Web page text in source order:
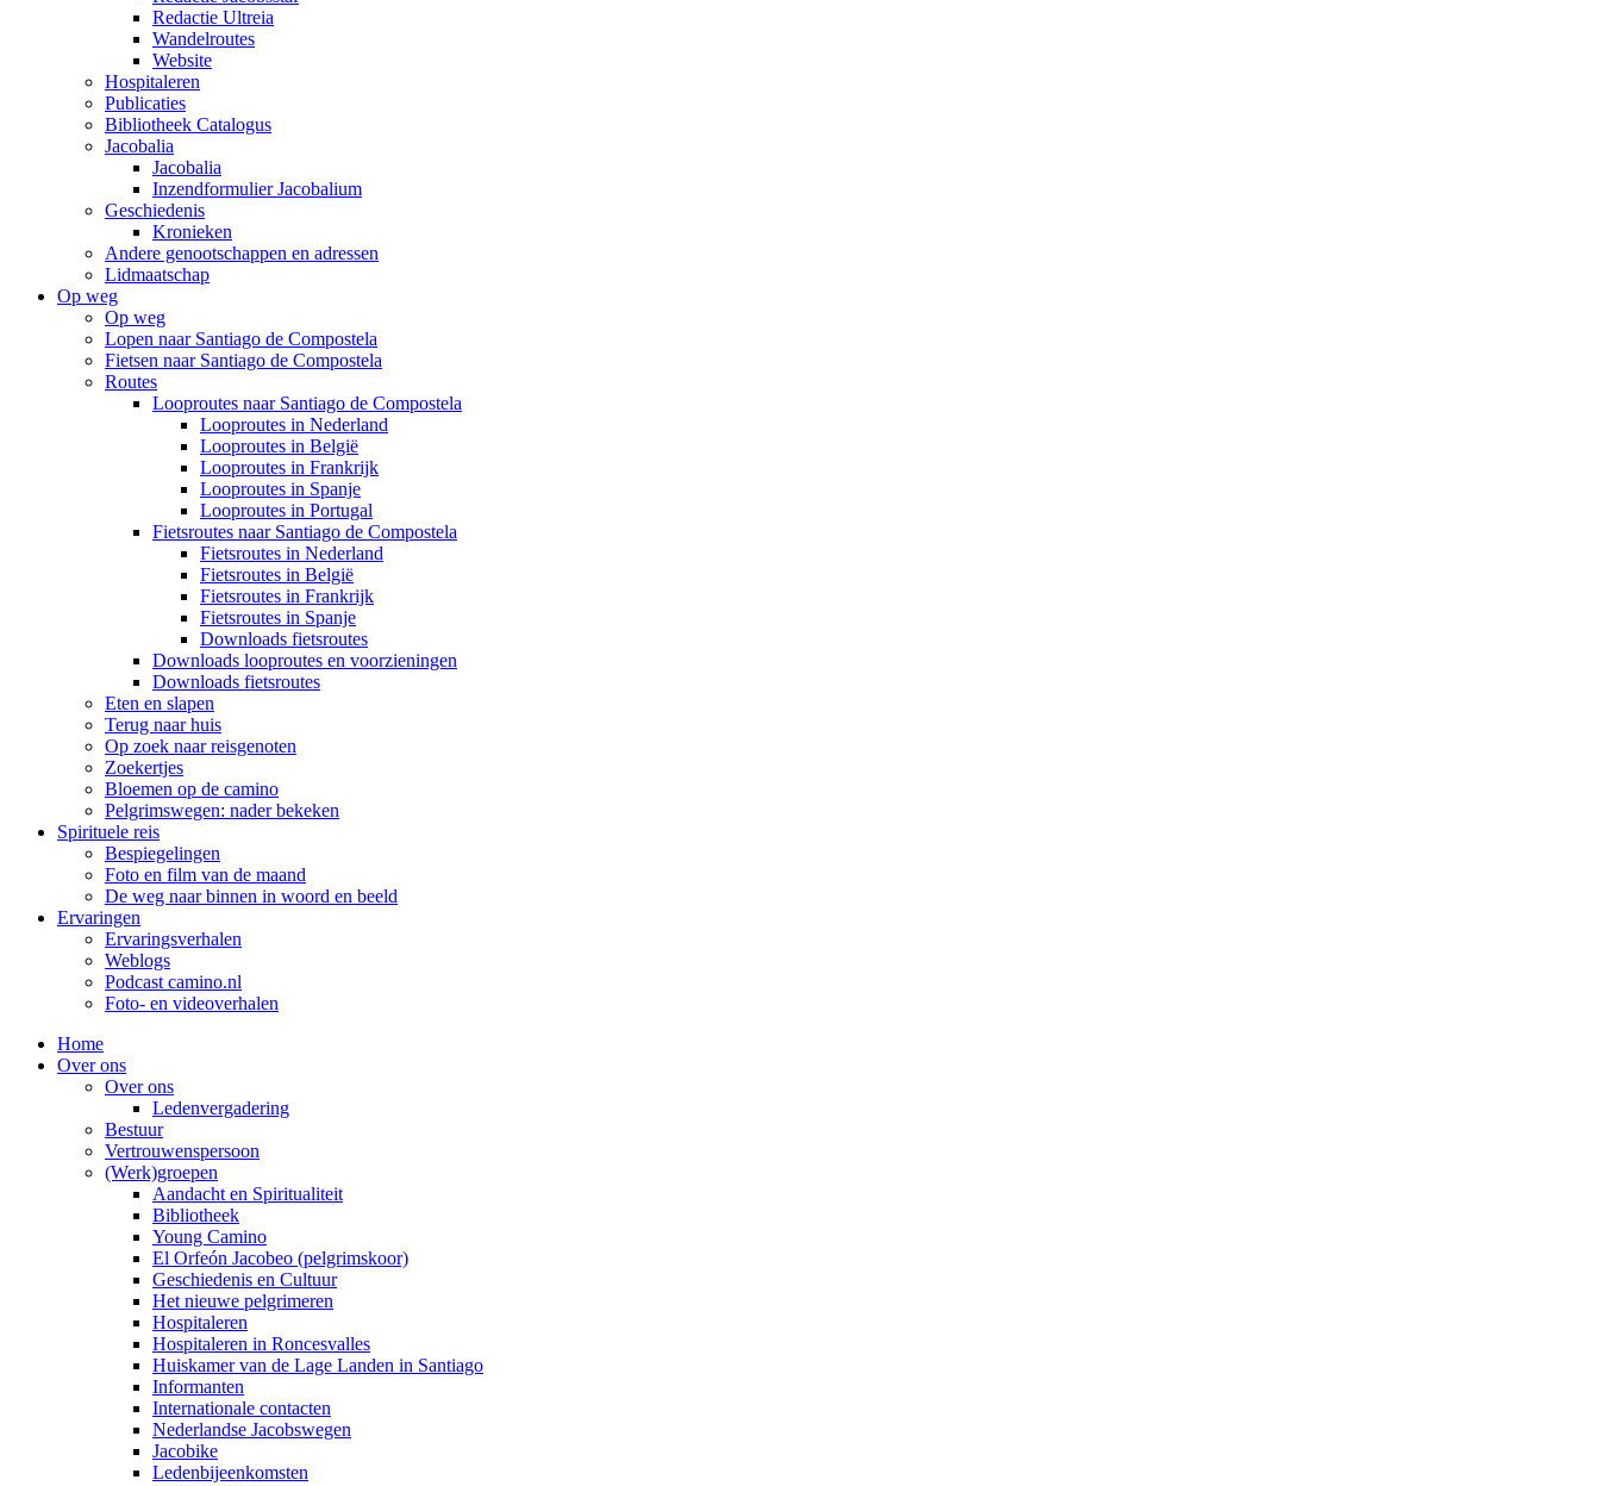
Redactie Ultreia
Wandelroutes
Website
Hospitaleren
Publicaties
Bibliotheek Catalogus
Jacobalia
Jacobalia
Inzendformulier Jacobalium
Geschiedenis
Kronieken
Andere genootschappen en adressen
Lidmaatschap
Op weg
Op weg
Lopen naar Santiago de Compostela
Fietsen naar Santiago de Compostela
Routes
Looproutes naar Santiago de Compostela
Looproutes in Nederland
Looproutes in België
Looproutes in Frankrijk
Looproutes in Spanje
Looproutes in Portugal
Fietsroutes naar Santiago de Compostela
Fietsroutes in Nederland
Fietsroutes in België
Fietsroutes in Frankrijk
Fietsroutes in Spanje
Downloads fietsroutes
Downloads looproutes en voorzieningen
Downloads fietsroutes
Eten en slapen
Terug naar huis
Op zoek naar reisgenoten
Zoekertjes
Bloemen op de camino
Pelgrimswegen: nader bekeken
Spirituele reis
Bespiegelingen
Foto en film van de maand
De weg naar binnen in woord en beeld
Ervaringen
Ervaringsverhalen
Weblogs
Podcast camino.nl
Foto- en videoverhalen
Home
Over ons
Over ons
Ledenvergadering
Bestuur
Vertrouwenspersoon
(Werk)groepen
Aandacht en Spiritualiteit
Bibliotheek
Young Camino
El Orfeón Jacobeo (pelgrimskoor)
Geschiedenis en Cultuur
Het nieuwe pelgrimeren
Hospitaleren
Hospitaleren in Roncesvalles
Huiskamer van de Lage Landen in Santiago
Informanten
Internationale contacten
Nederlandse Jacobswegen
Jacobike
Ledenbijeenkomsten